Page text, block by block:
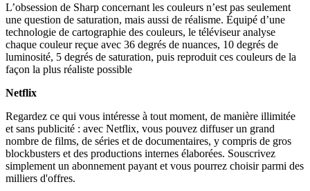
L’obsession de Sharp concernant les couleurs n’est pas seulement
une question de saturation, mais aussi de réalisme. Équipé d’une
technologie de cartographie des couleurs, le téléviseur analyse
chaque couleur reçue avec 36 degrés de nuances, 10 degrés de
luminosité, 5 degrés de saturation, puis reproduit ces couleurs de la
façon la plus réaliste possible
Netflix
Regardez ce qui vous intéresse à tout moment, de manière illimitée
et sans publicité : avec Netflix, vous pouvez diffuser un grand
nombre de films, de séries et de documentaires, y compris de gros
blockbusters et des productions internes élaborées. Souscrivez
simplement un abonnement payant et vous pourrez choisir parmi des
milliers d'offres.